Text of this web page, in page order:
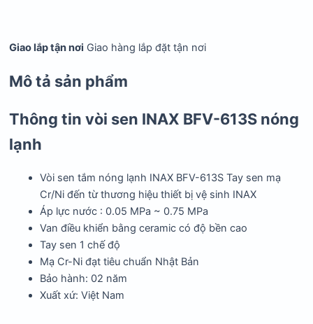
Giao lắp tận nơi Giao hàng lắp đặt tận nơi
Mô tả sản phẩm
Thông tin vòi sen INAX BFV-613S nóng
lạnh
Vòi sen tắm nóng lạnh INAX BFV-613S Tay sen mạ
Cr/Ni đến từ thương hiệu thiết bị vệ sinh INAX
Áp lực nước : 0.05 MPa ~ 0.75 MPa
Van điều khiển bằng ceramic có độ bền cao
Tay sen 1 chế độ
Mạ Cr-Ni đạt tiêu chuẩn Nhật Bản
Bảo hành: 02 năm
Xuất xứ: Việt Nam